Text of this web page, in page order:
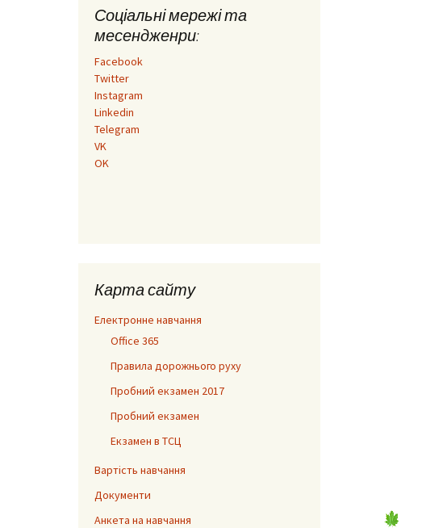
(із складенням іспитів)
Порядок здійснення
оптової та роздрібної
торгівлі транспортними
складовими частинами,
ідентифікаційні номери
Соціальні мережі та
месендженри:
Facebook
Twitter
Instagram
Linkedin
Telegram
VK
OK
Карта сайту
Електронне навчання
Office 365
Правила дорожнього руху
Пробний екзамен 2017
Пробний екзамен
Екзамен в ТСЦ
Вартість навчання
Документи
Анкета на навчання